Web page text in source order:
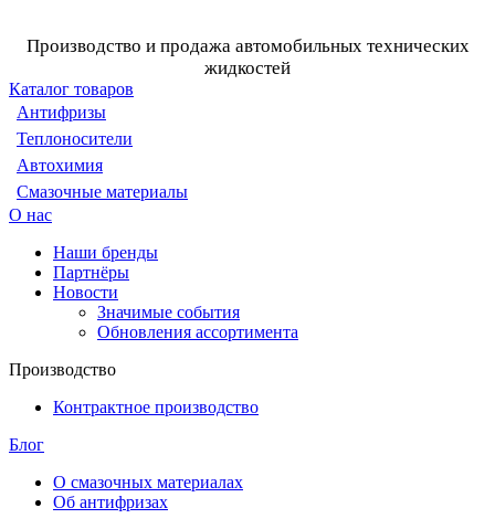
Производство и продажа автомобильных технических
жидкостей
Каталог товаров
Антифризы
Теплоносители
Автохимия
Смазочные материалы
О нас
Наши бренды
Партнёры
Новости
Значимые события
Обновления ассортимента
Производство
Контрактное производство
Блог
О смазочных материалах
Об антифризах